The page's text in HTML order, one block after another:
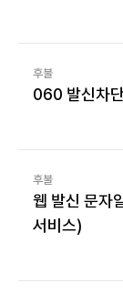
후불
060 발신차
후불
웹 발신 문자
서비스)